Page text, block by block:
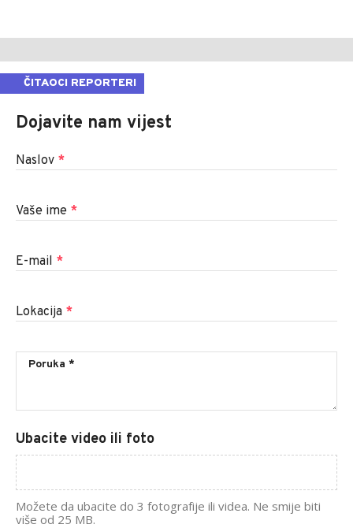
ČITAOCI REPORTERI
Dojavite nam vijest
Naslov *
Vaše ime *
E-mail *
Lokacija *
Ubacite video ili foto
Možete da ubacite do 3 fotografije ili videa. Ne smije biti
više od 25 MB.